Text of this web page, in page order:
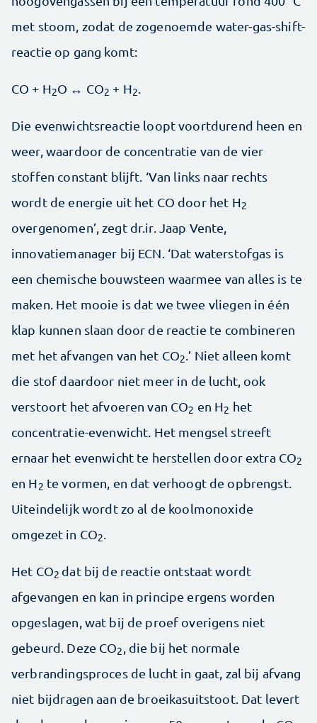
met stoom, zodat de zogenoemde water-gas-shift-
reactie op gang komt:
CO + H2O ↔ CO2 + H2
Die evenwichtsreactie loopt voortdurend heen en
weer, waardoor de concentratie van de vier
stoffen constant blijft. ‘Van links naar rechts
wordt de energie uit het CO door het H2
overgenomen’, zegt dr.ir. Jaap Vente,
innovatiemanager bij ECN. ‘Dat waterstofgas is
een chemische bouwsteen waarmee van alles is te
maken. Het mooie is dat we twee vliegen in één
klap kunnen slaan door de reactie te combineren
met het afvangen van het CO2 .’ Niet alleen komt
die stof daardoor niet meer in de lucht, ook
verstoort het afvoeren van CO2 en H2 het
concentratie-evenwicht. Het mengsel streeft
ernaar het evenwicht te herstellen door extra CO2
en H2 te vormen, en dat verhoogt de opbrengst.
Uiteindelijk wordt zo al de koolmonoxide
omgezet in CO2
Het CO2 dat bij de reactie ontstaat wordt
afgevangen en kan in principe ergens worden
opgeslagen, wat bij de proef overigens niet
gebeurd. Deze CO2
, die bij het normale
verbrandingsproces de lucht in gaat, zal bij afvang
niet bijdragen aan de broeikasuitstoot. Dat levert